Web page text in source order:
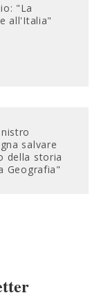
"La
all'Italia"
salvare
della storia
Geografia"